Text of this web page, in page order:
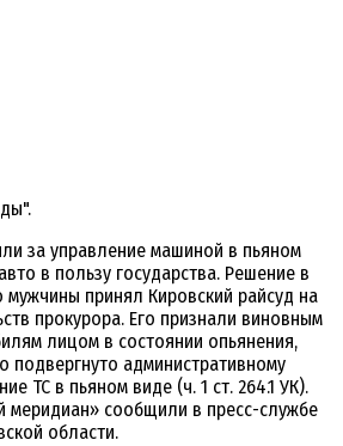
за управление машиной в пьяном
в пользу государства. Решение в
мужчины принял Кировский райсуд на
прокурора. Его признали виновным
лицом в состоянии опьянения,
подвергнуто административному
ТС в пьяном виде (ч. 1 ст. 264.1 УК).
меридиан» сообщили в пресс-службе
области.